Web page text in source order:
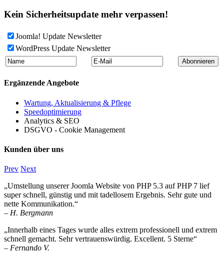
Kein Sicherheitsupdate mehr verpassen!
Joomla! Update Newsletter
WordPress Update Newsletter
Ergänzende Angebote
Wartung, Aktualisierung & Pflege
Speedoptimierung
Analytics & SEO
DSGVO - Cookie Management
Kunden über uns
Prev Next
„Umstellung unserer Joomla Website von PHP 5.3 auf PHP 7 lief
super schnell, günstig und mit tadellosem Ergebnis. Sehr gute und
nette Kommunikation.“
– H. Bergmann
„Innerhalb eines Tages wurde alles extrem professionell und extrem
schnell gemacht. Sehr vertrauenswürdig. Excellent. 5 Sterne“
– Fernando V.